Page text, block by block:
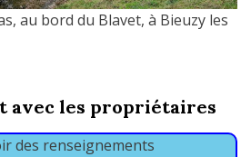
au bord du Blavet, à Bieuzy les
avec les propriétaires
des renseignements